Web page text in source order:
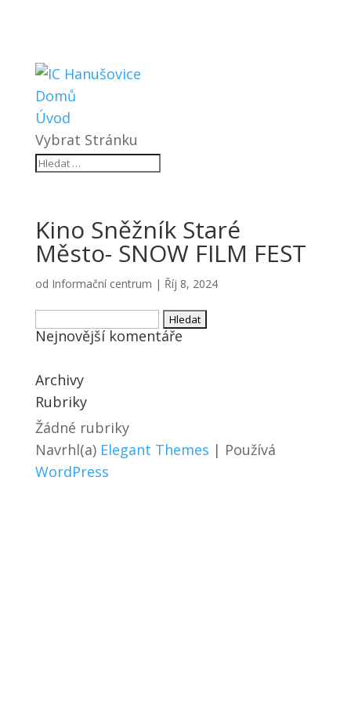
Domů
Úvod
Vybrat Stránku
Kino Sněžník Staré
Město- SNOW FILM FEST
od Informační centrum | Říj 8, 2024
Vyhledávání
Nejnovější komentáře
Archivy
Rubriky
Žádné rubriky
Navrhl(a) Elegant Themes | Používá
WordPress